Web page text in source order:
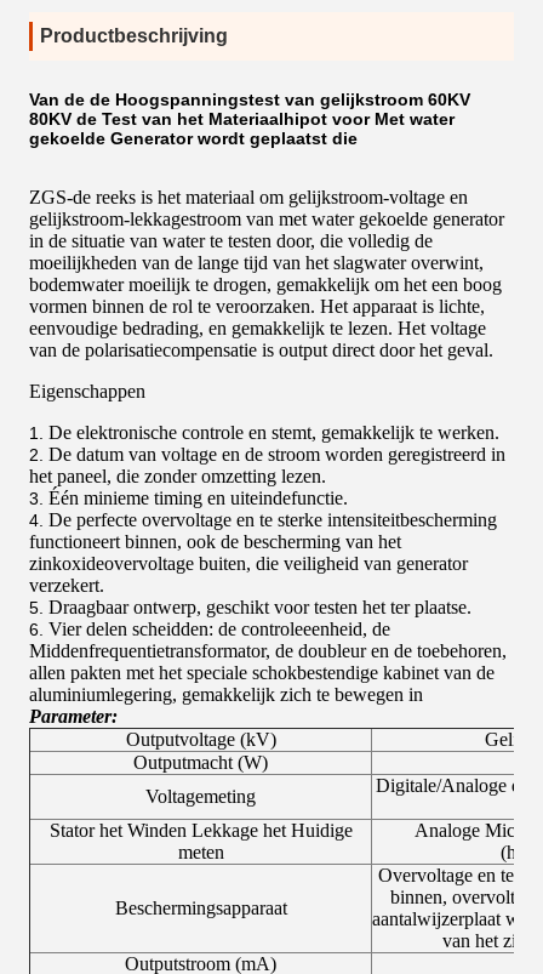
Productbeschrijving
Van de de Hoogspanningstest van gelijkstroom 60KV
80KV de Test van het Materiaalhipot voor Met water
gekoelde Generator wordt geplaatst die
ZGS-de reeks is het materiaal om gelijkstroom-voltage en
gelijkstroom-lekkagestroom van met water gekoelde generator
in de situatie van water te testen door, die volledig de
moeilijkheden van de lange tijd van het slagwater overwint,
bodemwater moeilijk te drogen, gemakkelijk om het een boog
vormen binnen de rol te veroorzaken. Het apparaat is lichte,
eenvoudige bedrading, en gemakkelijk te lezen. Het voltage
van de polarisatiecompensatie is output direct door het geval.
Eigenschappen
1. De elektronische controle en stemt, gemakkelijk te werken.
2. De datum van voltage en de stroom worden geregistreerd in
het paneel, die zonder omzetting lezen.
3. Één minieme timing en uiteindefunctie.
4. De perfecte overvoltage en te sterke intensiteitbescherming
functioneert binnen, ook de bescherming van het
zinkoxideovervoltage buiten, die veiligheid van generator
verzekert.
5. Draagbaar ontwerp, geschikt voor testen het ter plaatse.
6. Vier delen scheidden: de controleeenheid, de
Middenfrequentietransformator, de doubleur en de toebehoren,
allen pakten met het speciale schokbestendige kabinet van de
aluminiumlegering, gemakkelijk zich te bewegen in
Parameter:
Outputvoltage (kV)
Outputmacht (W)
Voltagemeting
Digitale/Analoge
Stator het Winden Lekkage het Huidige
meten
Analoge Micro-
Beschermingsapparaat
Overvoltage en te
binnen,
aantalwijzerplaat
van het
Outputstroom (mA)